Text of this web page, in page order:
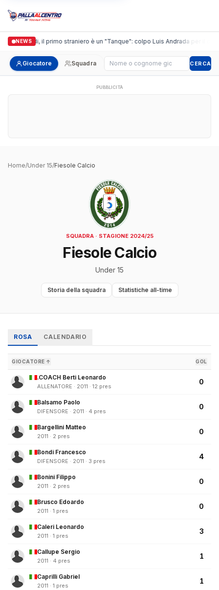
NEWS
Casalguidi, il primo straniero è un "Tanque": colpo Luis Andrada per il
Giocatore Squadra Cerca giocatore CERCA
PUBBLICITÀ
Home/Under 15/Fiesole Calcio
SQUADRA · STAGIONE 2024/25
Fiesole Calcio
Under 15
Storia della squadra Statistiche all-time
ROSA CALENDARIO
GIOCATORE ↑ GOL
.COACH Berti Leonardo
ALLENATORE · 2011 · 12 pres
0
Balsamo Paolo
DIFENSORE · 2011 · 4 pres
0
Bargellini Matteo
2011 · 2 pres
0
Bondi Francesco
DIFENSORE · 2011 · 3 pres
4
Bonini Filippo
2011 · 2 pres
0
Brusco Edoardo
2011 · 1 pres
0
Caleri Leonardo
2011 · 1 pres
3
Callupe Sergio
2011 · 4 pres
1
Caprilli Gabriel
2011 · 1 pres
1